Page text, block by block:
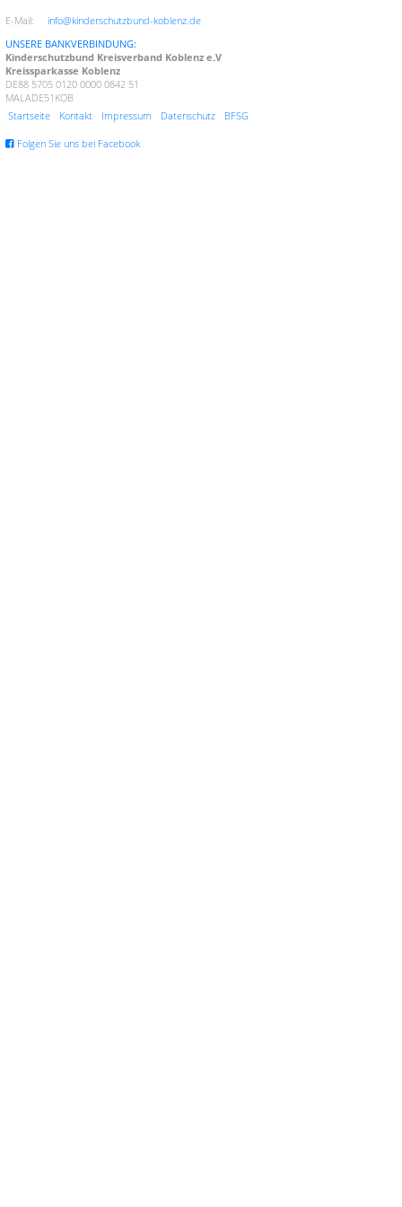
E-Mail:
info@kinderschutzbund-koblenz.de
UNSERE BANKVERBINDUNG:
Kinderschutzbund Kreisverband Koblenz e.V
Kreissparkasse Koblenz
DE88 5705 0120 0000 0842 51
MALADE51KOB
Startseite
Kontakt Impressum Datenschutz BFSG
Folgen Sie uns bei Facebook